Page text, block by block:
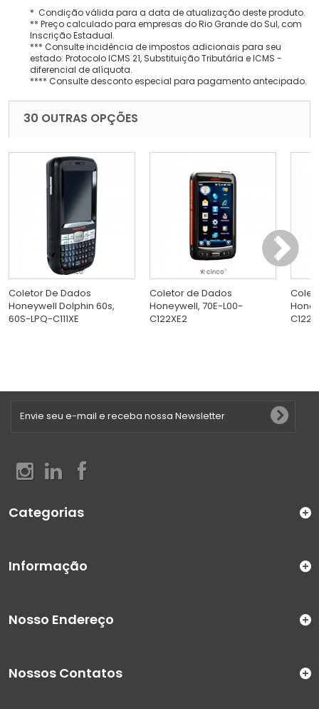
* Condição válida para a data de atualização deste produto.
** Preço calculado para empresas do Rio Grande do Sul, com
Inscrição Estadual.
*** Consulte incidência de impostos adicionais para seu
estado: Protocolo ICMS 21, Substituição Tributária e ICMS -
diferencial de alíquota.
**** Consulte desconto especial para pagamento antecipado.
30 OUTRAS OPÇÕES
Coletor De Dados
Honeywell Dolphin 60s,
60S-LPQ-C111XE
Coletor de Dados
Honeywell, 70E-L00-
C122XE2
Categorias
Informação
Nosso Endereço
Nossos Contatos